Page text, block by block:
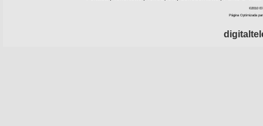
©2010 El
Página Optimizada